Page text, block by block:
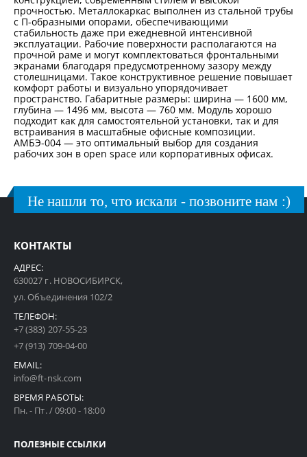
прочностью. Металлокаркас выполнен из стальной трубы
с П-образными опорами, обеспечивающими
стабильность даже при ежедневной интенсивной
эксплуатации. Рабочие поверхности располагаются на
прочной раме и могут комплектоваться фронтальными
экранами благодаря предусмотренному зазору между
столешницами. Такое конструктивное решение повышает
комфорт работы и визуально упорядочивает
пространство. Габаритные размеры: ширина — 1600 мм,
глубина — 1496 мм, высота — 760 мм. Модуль хорошо
подходит как для самостоятельной установки, так и для
встраивания в масштабные офисные композиции.
АМБЭ-004 — это оптимальный выбор для создания
рабочих зон в open space или корпоративных офисах.
Не нашли то, что искали - позвоните нам :)
КОНТАКТЫ
АДРЕС:
630027 г. НОВОСИБИРСК,
ул. Объединения 102/2
ТЕЛЕФОН:
+7 (383) 207-55-23
+7 (913) 709-04-00
EMAIL:
info@ft-nsk.com
ВРЕМЯ РАБОТЫ:
Пн. - Пт. / 09:00 - 18:00
ПОЛЕЗНЫЕ ССЫЛКИ